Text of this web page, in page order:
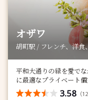
オザワ
胡町駅 / フレンチ、洋
平和大通りの緑を愛で
に最適なプライベート個
3.58 （